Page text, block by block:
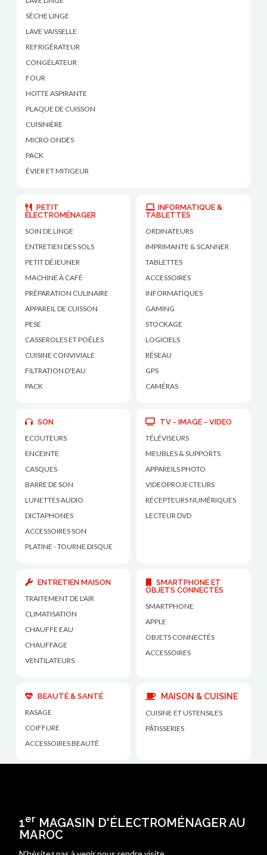
SÈCHE LINGE
LAVE VAISSELLE
REFRIGÉRATEUR
CONGÉLATEUR
FOUR
HOTTE ASPIRANTE
PLAQUE DE CUISSON
CUISINIÈRE
MICRO ONDES
PACK
ÉVIER ET MITIGEUR
PETIT
ÉLECTROMÉNAGER
SOIN DE LINGE
ENTRETIEN DES SOLS
PETIT DÉJEUNER
MACHINE À CAFÉ
PRÉPARATION CULINAIRE
APPAREIL DE CUISSON
PESE
CASSEROLES ET POÊLES
CUISINE CONVIVIALE
FILTRATION D'EAU
PACK
INFORMATIQUE &
TABLETTES
ORDINATEURS
IMPRIMANTE & SCANNER
TABLETTES
ACCESSOIRES
INFORMATIQUES
GAMING
STOCKAGE
LOGICIELS
RÉSEAU
GPS
CAMÉRAS
SON
ECOUTEURS
ENCEINTE
CASQUES
BARRE DE SON
LUNETTES AUDIO
DICTAPHONES
ACCESSOIRES SON
PLATINE - TOURNE DISQUE
TV - IMAGE - VIDEO
TÉLÉVISEURS
MEUBLES & SUPPORTS
APPAREILS PHOTO
VIDEOPROJECTEURS
RÉCEPTEURS NUMÉRIQUES
LECTEUR DVD
ENTRETIEN MAISON
TRAITEMENT DE L'AIR
CLIMATISATION
CHAUFFE EAU
CHAUFFAGE
VENTILATEURS
SMARTPHONE ET
OBJETS CONNECTÉS
SMARTPHONE
APPLE
OBJETS CONNECTÉS
ACCESSOIRES
BEAUTÉ & SANTÉ
RASAGE
COIFFURE
ACCESSOIRES BEAUTÉ
MAISON & CUISINE
CUISINE ET USTENSILES
PÂTISSERIES
1er MAGASIN D'ÉLECTROMÉNAGER AU
MAROC